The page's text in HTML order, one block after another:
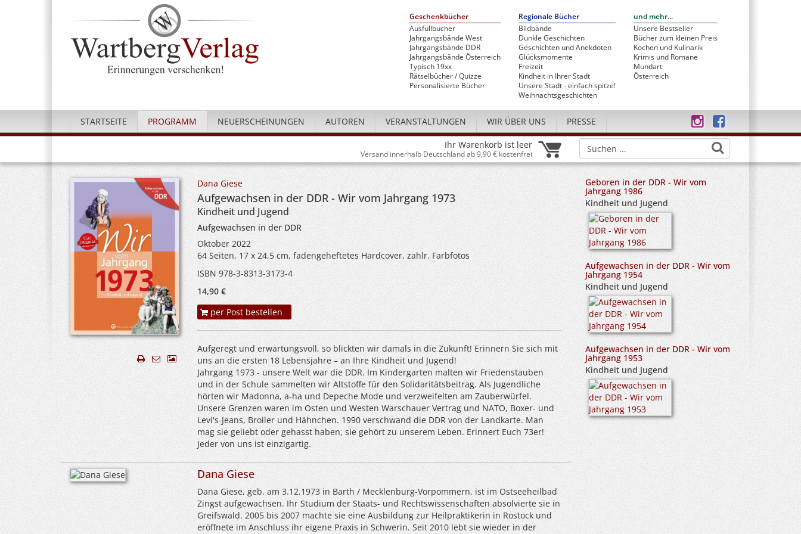
Geschenkbücher
Ausfüllbücher
Jahrgangsbände West
Jahrgangsbände DDR
Jahrgangsbände Österreich
Typisch 19xx
Rätselbücher / Quizze
Personalisierte Bücher
Regionale Bücher
Bildbände
Dunkle Geschichten
Geschichten und Anekdoten
Glücksmomente
Freizeit
Kindheit in Ihrer Stadt
Unsere Stadt - einfach spitze!
Weihnachtsgeschichten
und mehr...
Unsere Bestseller
Bücher zum kleinen Preis
Kochen und Kulinarik
Krimis und Romane
Mundart
Österreich
STARTSEITE PROGRAMM NEUERSCHEINUNGEN AUTOREN VERANSTALTUNGEN WIR ÜBER UNS PRESSE
Ihr Warenkorb ist leer
Versand innerhalb Deutschland ab 9,90 € kostenfrei
Dana Giese
Aufgewachsen in der DDR - Wir vom Jahrgang 1973
Kindheit und Jugend
Aufgewachsen in der DDR
Oktober 2022
64 Seiten, 17 x 24,5 cm, fadengeheftetes Hardcover, zahlr. Farbfotos
ISBN 978-3-8313-3173-4
14,90 €
per Post bestellen
Aufgeregt und erwartungsvoll, so blickten wir damals in die Zukunft! Erinnern Sie sich mit
uns an die ersten 18 Lebensjahre – an Ihre Kindheit und Jugend!
Jahrgang 1973 - unsere Welt war die DDR. Im Kindergarten malten wir Friedenstauben
und in der Schule sammelten wir Altstoffe für den Solidaritätsbeitrag. Als Jugendliche
hörten wir Madonna, a-ha und Depeche Mode und verzweifelten am Zauberwürfel.
Unsere Grenzen waren im Osten und Westen Warschauer Vertrag und NATO, Boxer- und
Levi's-Jeans, Broiler und Hähnchen. 1990 verschwand die DDR von der Landkarte. Man
mag sie geliebt oder gehasst haben, sie gehört zu unserem Leben. Erinnert Euch 73er!
Jeder von uns ist einzigartig.
Dana Giese
Dana Giese, geb. am 3.12.1973 in Barth / Mecklenburg-Vorpommern, ist im Ostseeheilbad
Zingst aufgewachsen. Ihr Studium der Staats- und Rechtswissenschaften absolvierte sie in
Greifswald. 2005 bis 2007 machte sie eine Ausbildung zur Heilpraktikerin in Rostock und
eröffnete im Anschluss ihr eigene Praxis in Schwerin. Seit 2010 lebt sie wieder in der
Geboren in der DDR - Wir vom
Jahrgang 1986
Kindheit und Jugend
Aufgewachsen in der DDR - Wir vom
Jahrgang 1954
Kindheit und Jugend
Aufgewachsen in der DDR - Wir vom
Jahrgang 1953
Kindheit und Jugend